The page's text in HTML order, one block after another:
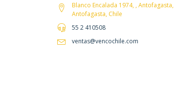
Blanco Encalada 1974, , Antofagasta,
Antofagasta, Chile
55 2 410508
ventas@vencochile.com